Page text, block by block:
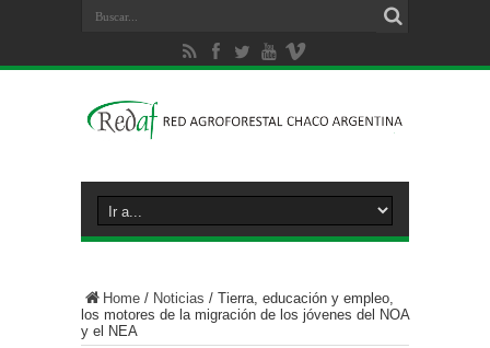
Home / Noticias / Tierra, educación y empleo,
los motores de la migración de los jóvenes del NOA
y el NEA